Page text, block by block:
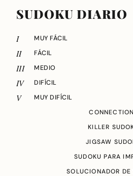
SUDOKU DIARIO
I MUY FÁCIL
II FÁCIL
III MEDIO
IV DIFÍCIL
V
MUY DIFÍCIL
KILLER
JIGSAW
SUDOKU PARA
SOLUCIONADOR DE